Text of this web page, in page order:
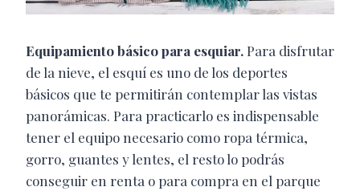
Equipamiento básico para esquiar.Para disfrutar
de la nieve, el esquí es uno de los deportes
básicos que te permitirán contemplar las vistas
panorámicas. Para practicarlo es indispensable
tener el equipo necesario como ropa térmica,
gorro, guantes y lentes, el resto lo podrás
conseguir en renta o para compra en el parque